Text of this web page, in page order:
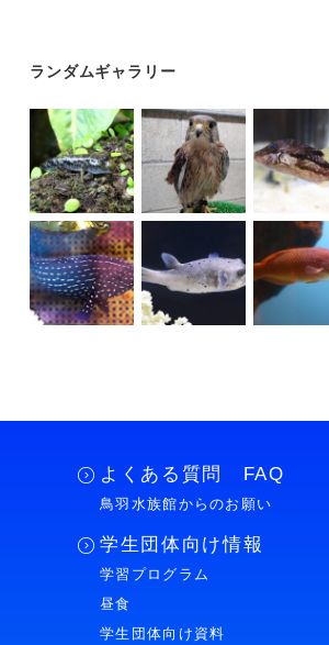
ランダムギャラリー
よくある質問 FAQ
鳥羽水族館からのお願い
学生団体向け情報
学習プログラム
昼食
学生団体向け資料